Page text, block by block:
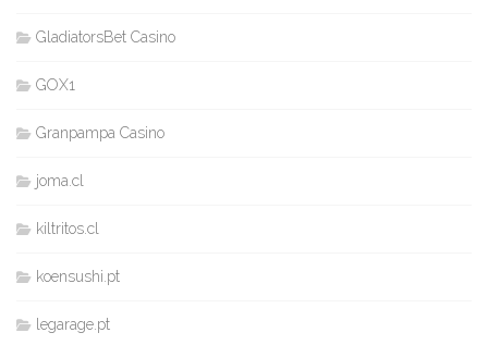
GladiatorsBet Casino
GOX1
Granpampa Casino
joma.cl
kiltritos.cl
koensushi.pt
legarage.pt